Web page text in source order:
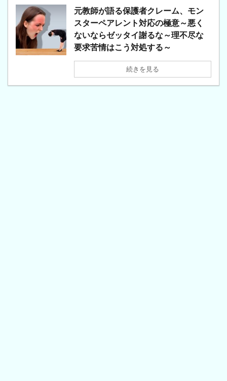
元教師が語る保護者クレーム、モン
スターペアレント対応の極意～悪く
ないならゼッタイ謝るな～理不尽な
要求苦情はこう対処する～
続きを見る